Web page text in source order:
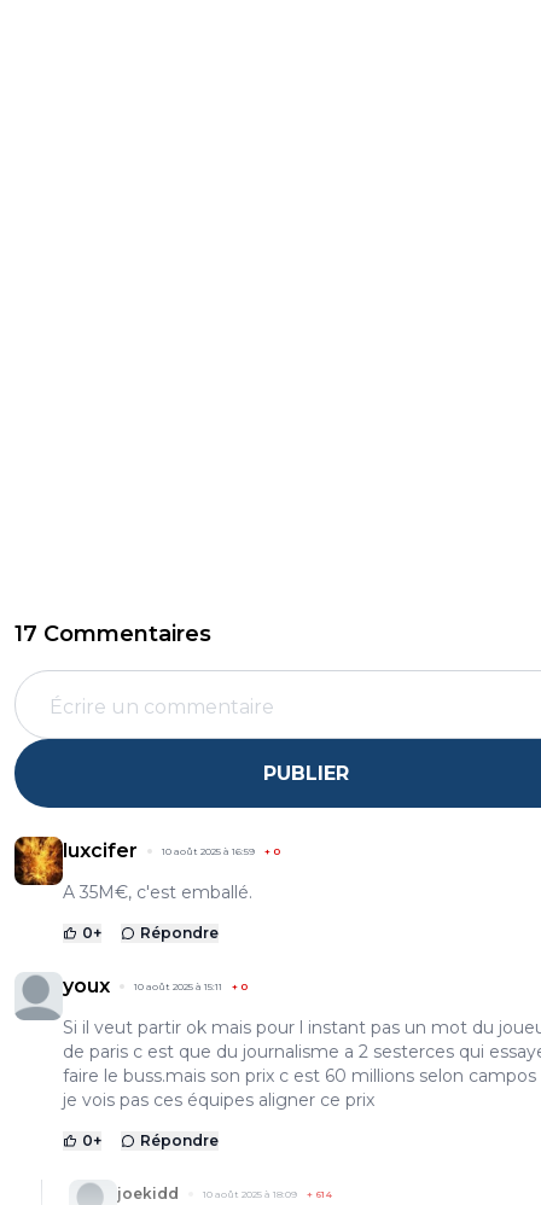
17 Commentaires
PUBLIER
luxcifer 10 août 2025 à 16:59 + 0
A 35M€, c'est emballé.
0+ Répondre
youx 10 août 2025 à 15:11 + 0
Si il veut partir ok mais pour l instant pas un mot du
de paris c est que du journalisme a 2 sesterces qui
faire le buss.mais son prix c est 60 millions selon campos
je vois pas ces équipes aligner ce prix
0+ Répondre
joekidd 10 août 2025 à 18:09 + 614